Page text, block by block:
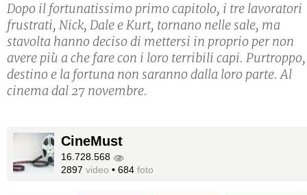
Dopo il fortunatissimo primo capitolo, i tre lavoratori
frustrati, Nick, Dale e Kurt, tornano nelle sale, ma
stavolta hanno deciso di mettersi in proprio per non
avere più a che fare con i loro terribili capi.
destino e la fortuna non saranno dalla loro parte. Al
cinema dal 27 novembre.
CineMust
16.728.568
2897 video • 684 foto